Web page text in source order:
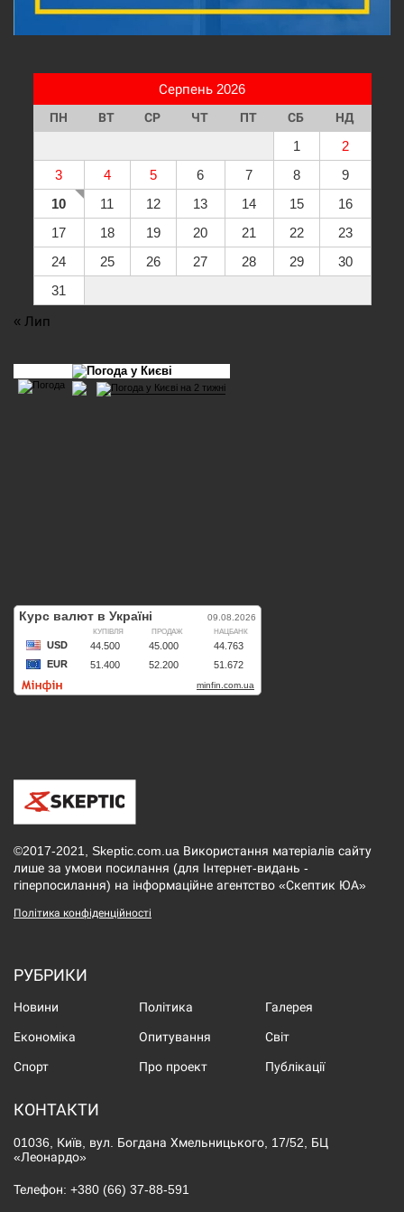
Серпень 2026
ПН ВТ СР ЧТ ПТ СБ НД
1
2
3
4 5 6 7 8
9
10
11 12 13 14 15
16
17
18 19 20 21 22
23
24
25 26 27 28 29
30
31
« Лип
©2017-2021, Skeptic.com.ua Використання матеріалів сайту
лише за умови посилання (для Інтернет-видань -
гіперпосилання) на інформаційне агентство «Скептик ЮА»
Політика конфіденційності
РУБРИКИ
Новини Політика Галерея
Економіка Опитування Світ
Спорт Про проект Публікації
КОНТАКТИ
01036, Київ, вул. Богдана Хмельницького, 17/52, БЦ
«Леонардо»
Телефон: +380 (66) 37-88-591